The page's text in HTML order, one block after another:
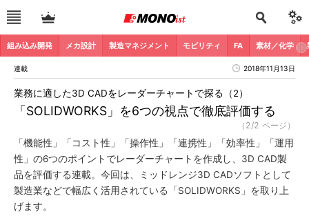
組み込み開発 メカ設計 製造マネジメント モビリティ FA 素材／化学
連載 2018年11月13日
「SOLIDWORKS」を6つの視点で徹底評価する
業務に適した3D CADをレーダーチャートで探る（2）
（2/2 ページ）
「機能性」「コスト性」「操作性」「連携性」「効率性」「運用
性」の6つのポイントでレーダーチャートを作成し、3D CAD製
品を評価する連載。今回は、ミッドレンジ3D CADソフトとして
製造業などで幅広く活用されている「SOLIDWORKS」を取り上
げます。